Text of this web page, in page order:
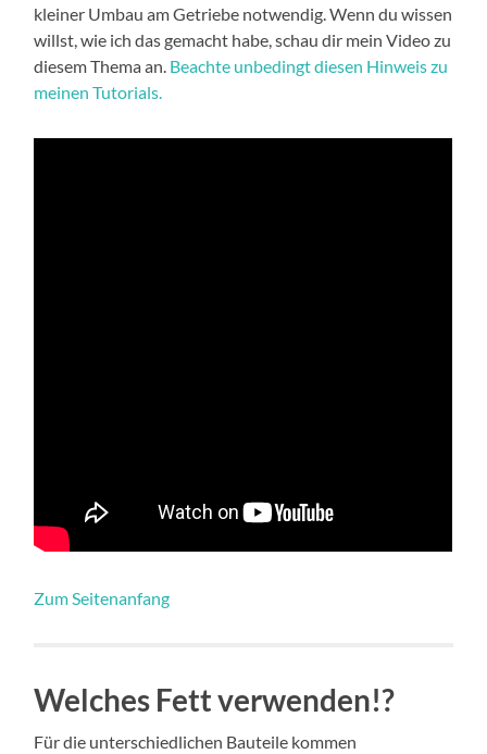
kleiner Umbau am Getriebe notwendig. Wenn du wissen
willst, wie ich das gemacht habe, schau dir mein Video zu
diesem Thema an. Beachte unbedingt diesen Hinweis zu
meinen Tutorials.
Zum Seitenanfang
Welches Fett verwenden!?
Für die unterschiedlichen Bauteile kommen